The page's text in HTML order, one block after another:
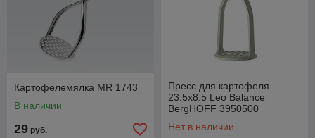
Картофелемялка MR 1743
В наличии
29 руб.
Пресс для картофеля
23.5х8.5 Leo Balance
BergHOFF 3950500
Нет в наличии